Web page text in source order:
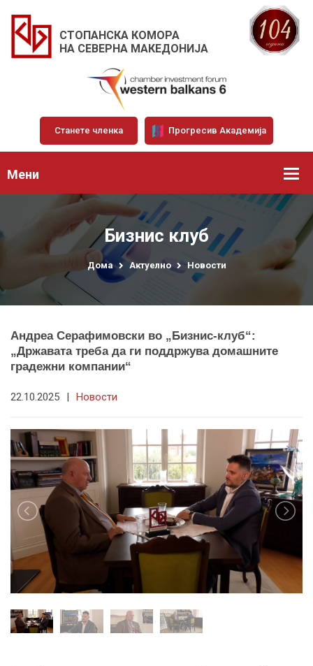
СТОПАНСКА КОМОРА
НА СЕВЕРНА МАКЕДОНИЈА
Станете членка Прогресив Академија
Мени
Бизнис клуб
Дома Актуелно Новости
Андреа Серафимовски во „Бизнис-клуб“:
„Државата треба да ги поддржува домашните
градежни компании“
22.10.2025 | Новости